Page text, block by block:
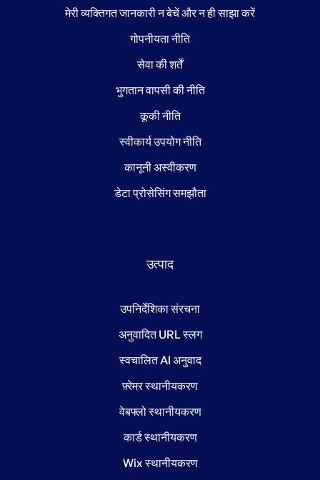
मेरी व्यक्तिगत जानकारी न बेचें और न ही साझा करें
गोपनीयता नीति
सेवा की शर्तें
भुगतान वापसी की नीति
कूकी नीति
स्वीकार्य उपयोग नीति
कानूनी अस्वीकरण
डेटा प्रोसेसिंग समझौता
उत्पाद
उपनिर्देशिका संरचना
अनुवादित URL स्लग
स्वचालित AI अनुवाद
फ़्रेमर स्थानीयकरण
वेबफ्लो स्थानीयकरण
कार्ड स्थानीयकरण
Wix स्थानीयकरण